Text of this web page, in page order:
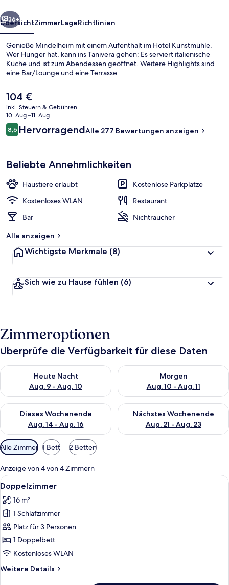
Abendessen
Weiter
36+
ÜbersichtZimmerLageRichtlinien
Genieße Mindelheim mit einem Aufenthalt im Hotel Kunstmühle.
Wer Hunger hat, kann ins Tanivera gehen: Es serviert italienische
Küche und ist zum Abendessen geöffnet. Weitere Highlights sind
eine Bar/Lounge und eine Terrasse.
Der
aktuelle
Preis
beträgt
104 €.
104 €
inkl. Steuern & Gebühren
10. Aug.–11. Aug.
Bewertungen
8,68,6 von 10.
HervorragendAlle 277 Bewertungen anzeigen
Beliebte Annehmlichkeiten
Haustiere erlaubt
Kostenlose Parkplätze
Kostenloses WLAN
Restaurant
Bar
Nichtraucher
Alle anzeigen
Wichtigste Merkmale (8)
Sich wie zu Hause fühlen (6)
Zimmeroptionen
Überprüfe die Verfügbarkeit für diese Daten
Heute Nacht
Aug. 9 - Aug. 10
Überprüfe die Verfügbarkeit für heute Nacht, Aug. 9 - Aug.
Morgen
Aug. 10 - Aug. 11
Überprüfe die Verfügbarkeit
Dieses Wochenende
Aug. 14 - Aug. 16
Überprüfe die Verfügbarkeit für dieses Wochenende, Aug. 14
Nächstes Wochenende
Aug. 21 - Aug. 23
Überprüfe die Verfügbarkeit
Verfügbare
Filter
für
Zimmer
Alle Zimmer 1 Bett 2 Betten
Anzeige von 4 von 4 Zimmern
Alle
Fotos
für
Doppelzimmer
anzeigen
Ein moderner, an der Wand
4
Doppelzimmer
16 m²
1 Schlafzimmer
Platz für 3 Personen
1 Doppelbett
Kostenloses WLAN
Weitere Details
Weitere